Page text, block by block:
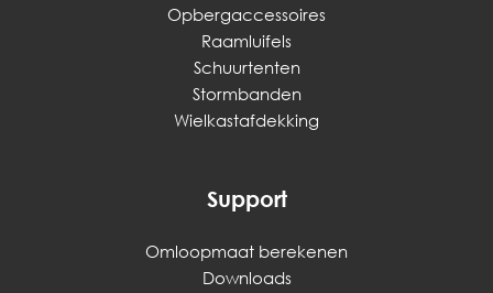
Opbergaccessoires
Raamluifels
Schuurtenten
Stormbanden
Wielkastafdekking
Support
Omloopmaat berekenen
Downloads